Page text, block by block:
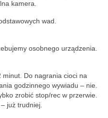
kamera.
wad.
osobnego urządzenia.
Do nagrania cioci na
godzinnego wywiadu – nie.
zrobić stop/rec w przerwie.
już trudniej.